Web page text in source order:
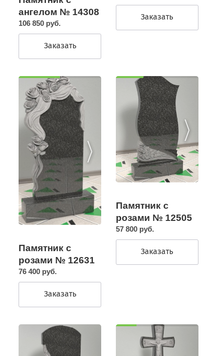
ангелом № 14308
106 850 руб.
Заказать
Заказать
Памятник с
розами № 12631
76 400 руб.
Заказать
Памятник с
розами № 12505
57 800 руб.
Заказать